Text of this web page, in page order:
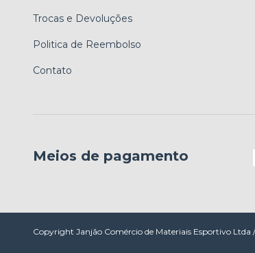
Trocas e Devoluções
Politica de Reembolso
Contato
Meios de pagamento
Copyright Janjão Comércio de Materiais Esportivo Ltda